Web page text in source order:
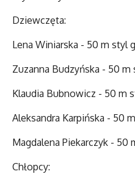
Dziewczęta:
Lena Winiarska - 50 m styl
Zuzanna Budzyńska - 50
Klaudia Bubnowicz - 50 m
Aleksandra Karpińska - 50
Magdalena Piekarczyk -
Chłopcy: